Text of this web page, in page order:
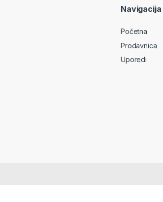
Navigacija
Početna
Prodavnica
Uporedi